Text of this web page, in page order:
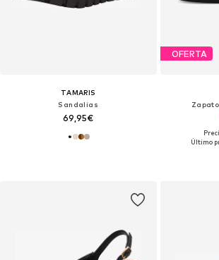
TAMARIS
Sandalias
69,95€
OFERTA
Último